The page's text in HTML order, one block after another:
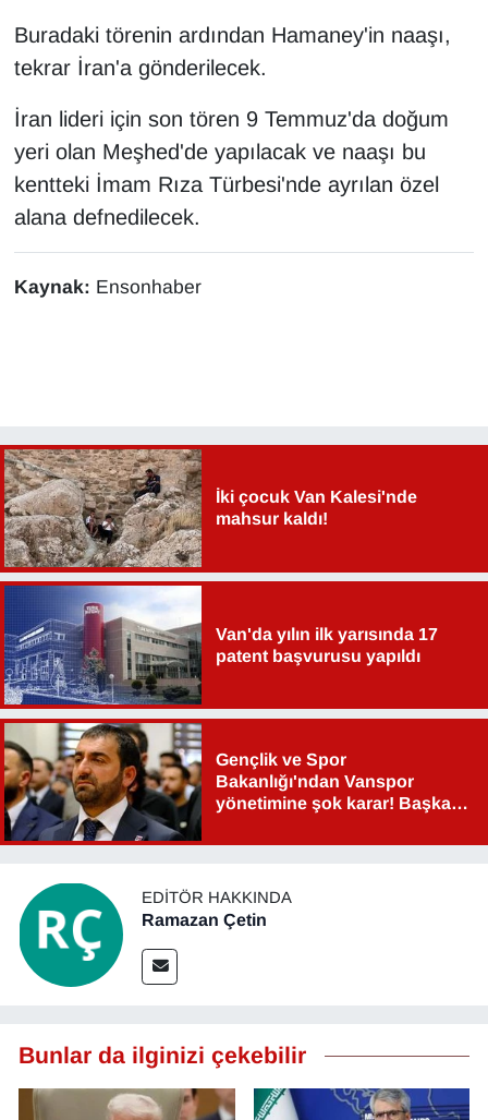
Buradaki törenin ardından Hamaney'in naaşı,
tekrar İran'a gönderilecek.
İran lideri için son tören 9 Temmuz'da doğum
yeri olan Meşhed'de yapılacak ve naaşı bu
kentteki İmam Rıza Türbesi'nde ayrılan özel
alana defnedilecek.
Kaynak: Ensonhaber
İki çocuk Van Kalesi'nde
mahsur kaldı!
Van'da yılın ilk yarısında 17
patent başvurusu yapıldı
Gençlik ve Spor
Bakanlığı'ndan Vanspor
yönetimine şok karar! Başkan
EDITÖR HAKKINDA
Ramazan Çetin
Bunlar da ilginizi çekebilir